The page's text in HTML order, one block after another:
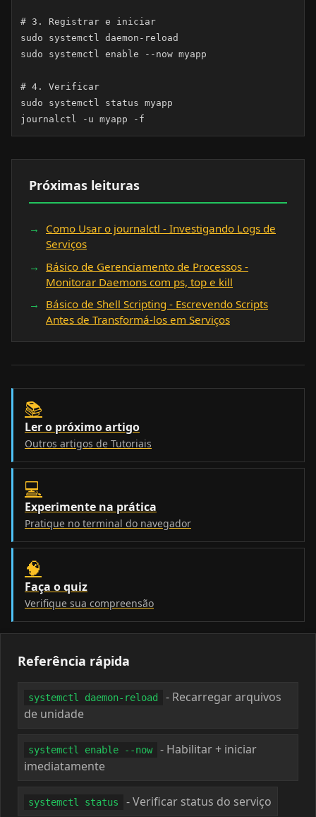
# 3. Registrar e iniciar
sudo systemctl daemon-reload
sudo systemctl enable --now myapp
# 4. Verificar
sudo systemctl status myapp
journalctl -u myapp -f
Próximas leituras
Como Usar o journalctl - Investigando Logs de
Serviços
Básico de Gerenciamento de Processos -
Monitorar Daemons com ps, top e kill
Básico de Shell Scripting - Escrevendo Scripts
Antes de Transformá-los em Serviços
📚
Ler o próximo artigo
Outros artigos de Tutoriais
💻
Experimente na prática
Pratique no terminal do navegador
🧠
Faça o quiz
Verifique sua compreensão
Referência rápida
systemctl daemon-reload
- Recarregar arquivos
de unidade
systemctl enable --now
- Habilitar + iniciar
imediatamente
systemctl status - Verificar status do serviço